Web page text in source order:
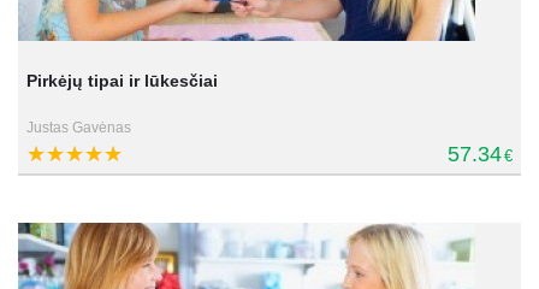
Pirkėjų tipai ir lūkesčiai
Justas Gavėnas
57.34€